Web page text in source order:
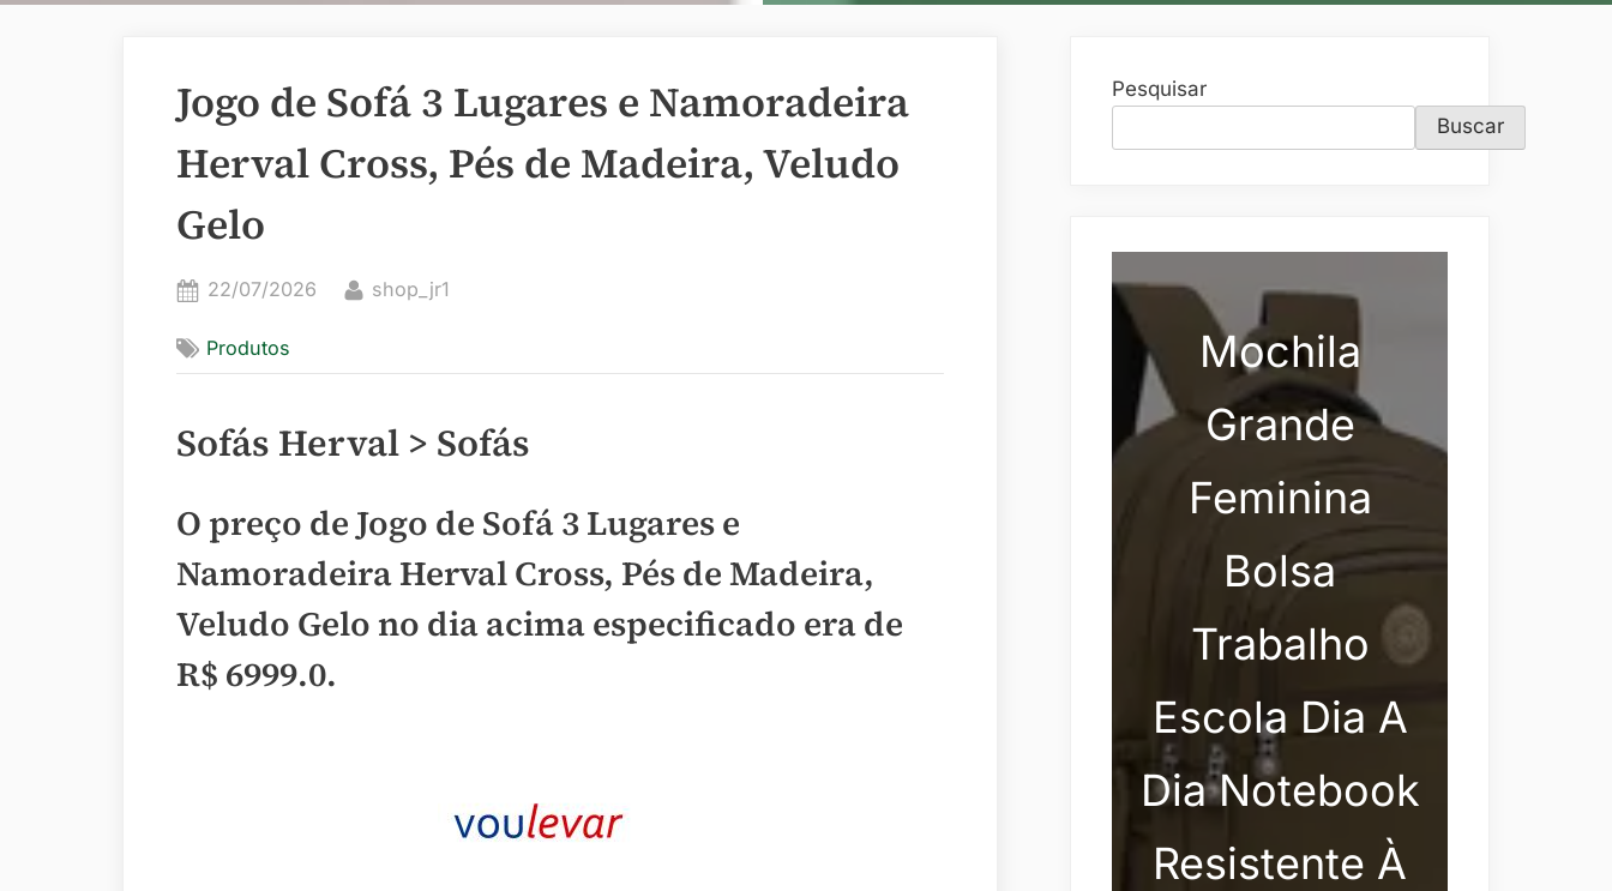
Jogo de Sofá 3 Lugares e Namoradeira
Herval Cross, Pés de Madeira, Veludo
Gelo
Posted
22/07/2026 By
shop_jr1
Produtos
Sofás Herval > Sofás
O preço de Jogo de Sofá 3 Lugares e
Namoradeira Herval Cross, Pés de Madeira,
Veludo Gelo no dia acima especificado era de
R$ 6999.0.
Pesquisar
Buscar
Mochila
Grande
Feminina
Bolsa
Trabalho
Escola Dia A
Dia Notebook
Resistente À